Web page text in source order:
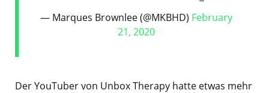
— Marques Brownlee (@MKBHD) February
21, 2020
Der YouTuber von Unbox Therapy hatte etwas mehr